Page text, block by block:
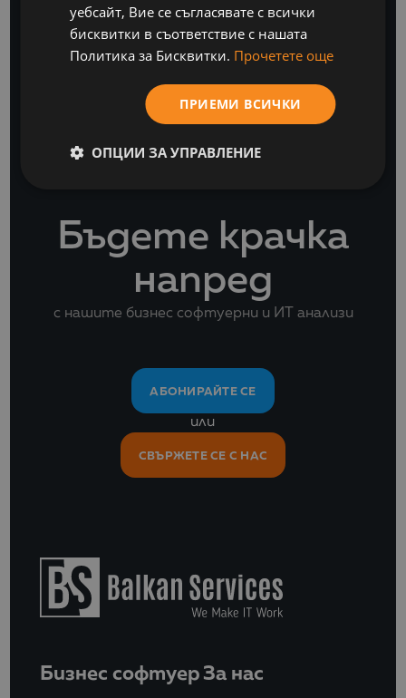
БЮЛЕТИН
Бъдете крачка
напред
с нашите бизнес софтуерни и ИТ анализи
АБОНИРАЙТЕ СЕ
или
СВЪРЖЕТЕ СЕ С НАС
Бизнес софтуерЗа нас
уебсайт, Вие се съгласявате с всички
бисквитки в съответствие с нашата
Политика за Бисквитки. Прочетете още
ПРИЕМИ ВСИЧКИ
ОПЦИИ ЗА УПРАВЛЕНИЕ